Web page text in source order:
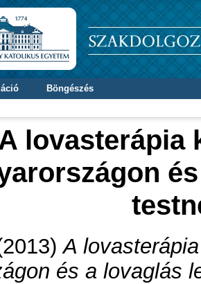
Böngészés
lovasterápia
A
és a lovaglás